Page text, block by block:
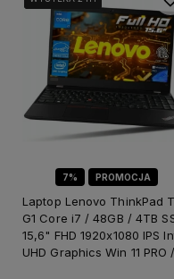
7% PROMOCJA
Laptop Lenovo ThinkPad
G1 Core i7 / 48GB / 4TB
15,6" FHD 1920x1080 IPS
UHD Graphics Win 11 PRO /